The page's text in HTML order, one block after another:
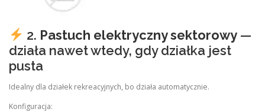
2. Pastuch elektryczny sektorowy—
działa nawet wtedy, gdy działka jest
pusta
Idealny dla działek rekreacyjnych, bo działa automatycznie.
Konfiguracja: